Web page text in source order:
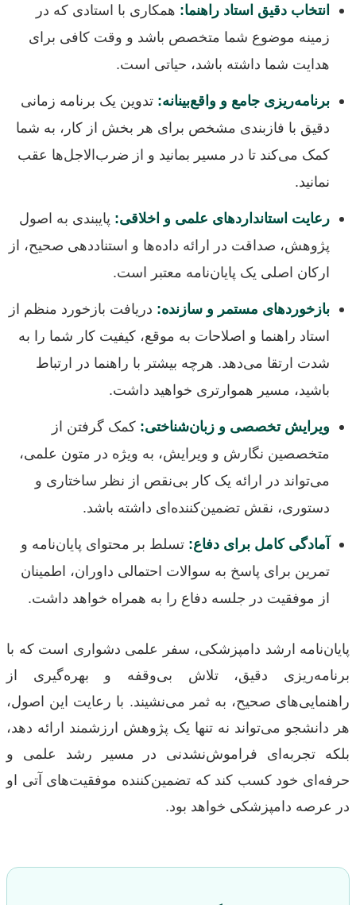
انتخاب دقیق استاد راهنما: همکاری با استادی که در
زمینه موضوع شما متخصص باشد و وقت کافی برای
هدایت شما داشته باشد، حیاتی است.
برنامه‌ریزی جامع و واقع‌بینانه: تدوین یک برنامه زمانی
دقیق با فازبندی مشخص برای هر بخش از کار، به شما
کمک می‌کند تا در مسیر بمانید و از ضرب‌الاجل‌ها عقب
نمانید.
رعایت استانداردهای علمی و اخلاقی: پایبندی به اصول
پژوهش، صداقت در ارائه داده‌ها و استناددهی صحیح، از
ارکان اصلی یک پایان‌نامه معتبر است.
بازخوردهای مستمر و سازنده: دریافت بازخورد منظم از
استاد راهنما و اصلاحات به موقع، کیفیت کار شما را به
شدت ارتقا می‌دهد. هرچه بیشتر با راهنما در ارتباط
باشید، مسیر هموارتری خواهید داشت.
ویرایش تخصصی و زبان‌شناختی: کمک گرفتن از
متخصصین نگارش و ویرایش، به ویژه در متون علمی،
می‌تواند در ارائه یک کار بی‌نقص از نظر ساختاری و
دستوری، نقش تضمین‌کننده‌ای داشته باشد.
آمادگی کامل برای دفاع: تسلط بر محتوای پایان‌نامه و
تمرین برای پاسخ به سوالات احتمالی داوران، اطمینان
از موفقیت در جلسه دفاع را به همراه خواهد داشت.
پایان‌نامه ارشد دامپزشکی، سفر علمی دشواری است که با
برنامه‌ریزی دقیق، تلاش بی‌وقفه و بهره‌گیری از
راهنمایی‌های صحیح، به ثمر می‌نشیند. با رعایت این اصول،
هر دانشجو می‌تواند نه تنها یک پژوهش ارزشمند ارائه دهد،
بلکه تجربه‌ای فراموش‌نشدنی در مسیر رشد علمی و
حرفه‌ای خود کسب کند که تضمین‌کننده موفقیت‌های آتی او
در عرصه دامپزشکی خواهد بود.